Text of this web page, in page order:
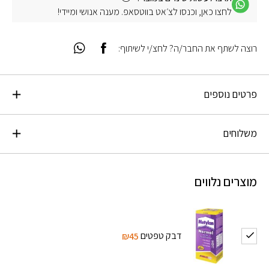
לחצו כאן, וכנסו לצ׳אט בווטסאפ. מענה אנושי ומיידי!
פרטים נוספים
משלוחים
מוצרים נלווים
דבק טפטים₪45
רוצה לשתף את החבר/ה? לחצ/י לשיתוף: